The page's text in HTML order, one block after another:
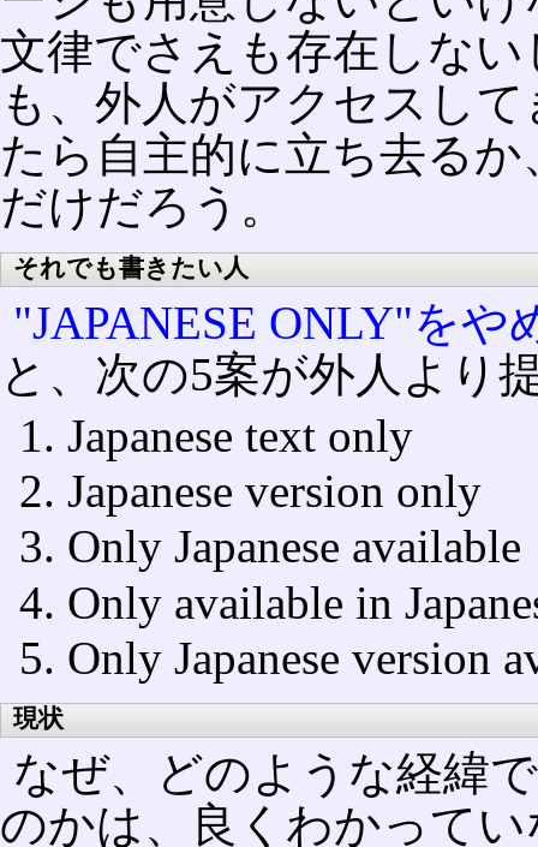
文律でさえも存在しな
も、外人がアクセスし
たら自主的に立ち去る
だけだろう。
それでも書きたい人
"JAPANESE ONLY"を
と、次の5案が外人より
Japanese text only
Japanese version only
Only Japanese available
Only available in
Only Japanese version
現状
なぜ、どのような経緯
のかは、良くわかって